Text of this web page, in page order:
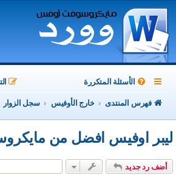
الأسئلة المتكررة
فهرس المنتدى
خارج الأوفيس سجل الزوار
ليبر اوفيس افضل من
أضف رد جديد